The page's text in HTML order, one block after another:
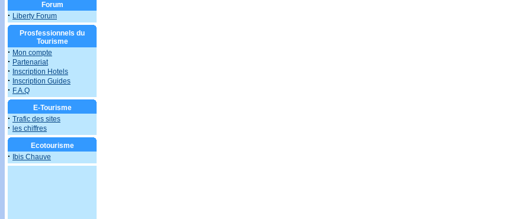
Forum
· Liberty Forum
Prosfessionnels du
Tourisme
· Mon compte
· Partenariat
· Inscription Hotels
· Inscription Guides
· F.A.Q
E-Tourisme
· Trafic des sites
· les chiffres
Ecotourisme
· Ibis Chauve